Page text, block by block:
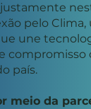
justamente
pelo
une
compromisso
país.
meio da